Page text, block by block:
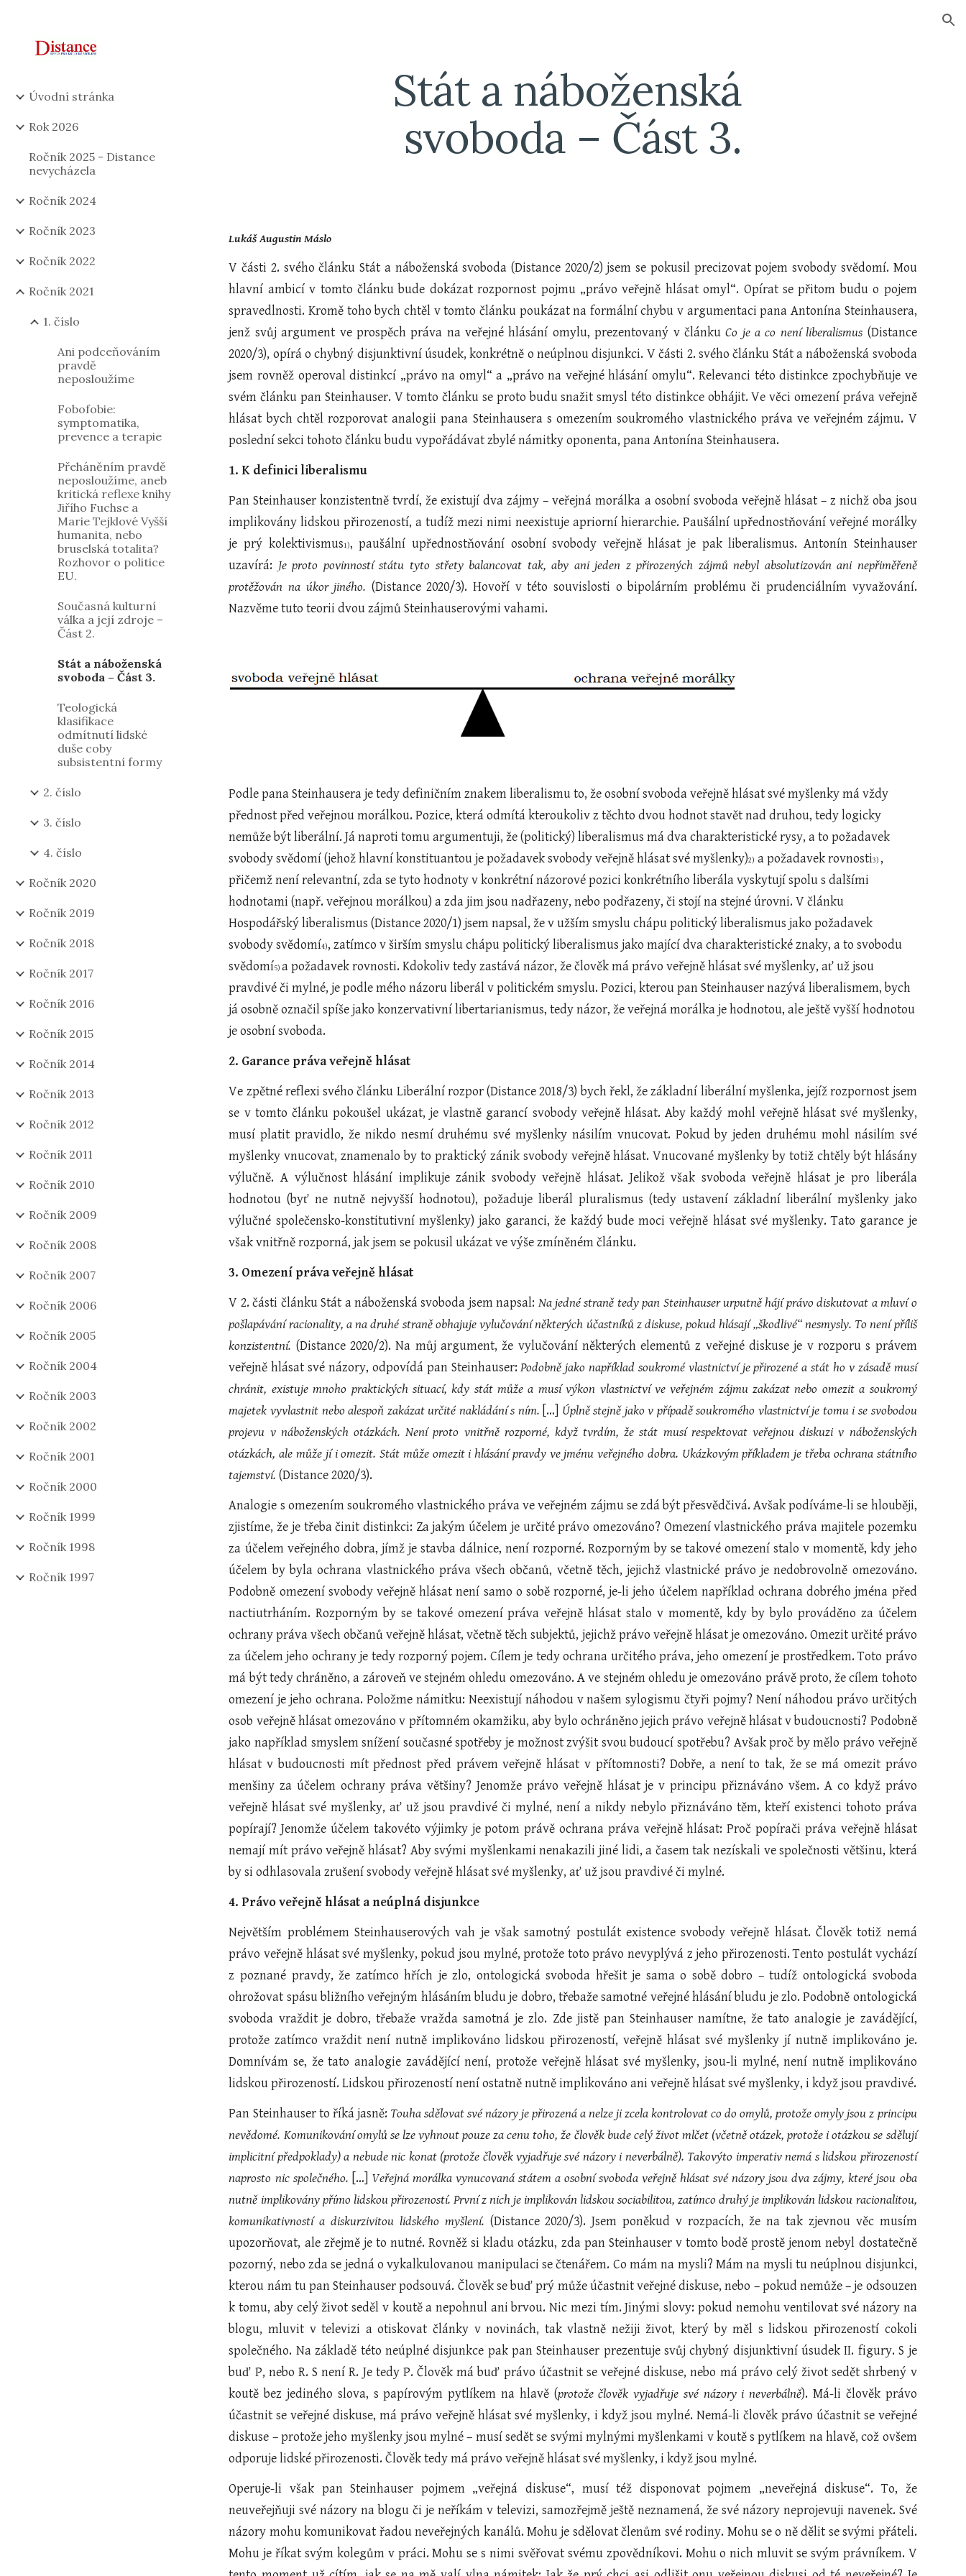
Úvodní stránka
Rok 2026
Ročník 2025 - Distance
nevycházela
Ročník 2024
Ročník 2023
Ročník 2022
Ročník 2021
1. číslo
Ani podceňováním
pravdě
neposloužíme
Fobofobie:
symptomatika,
prevence a terapie
Přeháněním pravdě
neposloužíme, aneb
kritická reflexe knihy
Jiřího Fuchse a
Marie Tejklové Vyšší
humanita, nebo
bruselská totalita?
Rozhovor o politice
EU.
Současná kulturní
válka a její zdroje –
Část 2.
Stát a náboženská
svoboda – Část 3.
Teologická
klasifikace
odmítnutí lidské
duše coby
subsistentní formy
2. číslo
3. číslo
4. číslo
Ročník 2020
Ročník 2019
Ročník 2018
Ročník 2017
Ročník 2016
Ročník 2015
Ročník 2014
Ročník 2013
Ročník 2012
Ročník 2011
Ročník 2010
Ročník 2009
Ročník 2008
Ročník 2007
Ročník 2006
Ročník 2005
Ročník 2004
Ročník 2003
Ročník 2002
Ročník 2001
Ročník 2000
Ročník 1999
Ročník 1998
Ročník 1997
Stát a náboženská
svoboda – Část 3.
Lukáš Augustin Máslo
V části 2. svého článku Stát a náboženská svoboda (Distance 2020/2) jsem se pokusil precizovat pojem svobody svědomí. Mou
hlavní ambicí v tomto článku bude dokázat rozpornost pojmu „právo veřejně hlásat omyl“. Opírat se přitom budu o pojem
spravedlnosti. Kromě toho bych chtěl v tomto článku poukázat na formální chybu v argumentaci pana Antonína Steinhausera,
jenž svůj argument ve prospěch práva na veřejné hlásání omylu, prezentovaný v článkuCo je a co není liberalismus (Distance
2020/3), opírá o chybný disjunktivní úsudek, konkrétně o neúplnou disjunkci. V části 2. svého článku Stát a náboženská svoboda
jsem rovněž operoval distinkcí „právo na omyl“ a „právo na veřejné hlásání omylu“. Relevanci této distinkce zpochybňuje ve
svém článku pan Steinhauser. V tomto článku se proto budu snažit smysl této distinkce obhájit. Ve věci omezení práva veřejně
hlásat bych chtěl rozporovat analogii pana Steinhausera s omezením soukromého vlastnického práva ve veřejném zájmu. V
poslední sekci tohoto článku budu vypořádávat zbylé námitky oponenta, pana Antonína Steinhausera.
1. K definici liberalismu
Pan Steinhauser konzistentně tvrdí, že existují dva zájmy – veřejná morálka a osobní svoboda veřejně hlásat – z nichž oba jsou
implikovány lidskou přirozeností, a tudíž mezi nimi neexistuje apriorní hierarchie. Paušální upřednostňování veřejné morálky
je prý kolektivismus1), paušální upřednostňování osobní svobody veřejně hlásat je pak liberalismus. Antonín Steinhauser
uzavírá: Je proto povinností státu tyto střety balancovat tak, aby ani jeden z přirozených zájmů nebyl absolutizován ani nepřiměřeně
protěžován na úkor jiného. (Distance 2020/3). Hovoří v této souvislosti o bipolárním problému či prudenciálním vyvažování.
Nazvěme tuto teorii dvou zájmů Steinhauserovými vahami.
Podle pana Steinhausera je tedy definičním znakem liberalismu to, že osobní svoboda veřejně hlásat své myšlenky má vždy
přednost před veřejnou morálkou. Pozice, která odmítá kteroukoliv z těchto dvou hodnot stavět nad druhou, tedy logicky
nemůže být liberální. Já naproti tomu argumentuji, že (politický) liberalismus má dva charakteristické rysy, a to požadavek
svobody svědomí (jehož hlavní konstituantou je požadavek svobody veřejně hlásat své myšlenky)2) a požadavek rovnosti3) ,
přičemž není relevantní, zda se tyto hodnoty v konkrétní názorové pozici konkrétního liberála vyskytují spolu s dalšími
hodnotami (např. veřejnou morálkou) a zda jim jsou nadřazeny, nebo podřazeny, či stojí na stejné úrovni. V článku
Hospodářský liberalismus (Distance 2020/1) jsem napsal, že v užším smyslu chápu politický liberalismus jako požadavek
svobody svědomí4), zatímco v širším smyslu chápu politický liberalismus jako mající dva charakteristické znaky, a to svobodu
svědomí5) a požadavek rovnosti. Kdokoliv tedy zastává názor, že člověk má právo veřejně hlásat své myšlenky, ať už jsou
pravdivé či mylné, je podle mého názoru liberál v politickém smyslu. Pozici, kterou pan Steinhauser nazývá liberalismem, bych
já osobně označil spíše jako konzervativní libertarianismus, tedy názor, že veřejná morálka je hodnotou, ale ještě vyšší hodnotou
je osobní svoboda.
2. Garance práva veřejně hlásat
Ve zpětné reflexi svého článku Liberální rozpor (Distance 2018/3) bych řekl, že základní liberální myšlenka, jejíž rozpornost jsem
se v tomto článku pokoušel ukázat, je vlastně garancí svobody veřejně hlásat. Aby každý mohl veřejně hlásat své myšlenky,
musí platit pravidlo, že nikdo nesmí druhému své myšlenky násilím vnucovat. Pokud by jeden druhému mohl násilím své
myšlenky vnucovat, znamenalo by to praktický zánik svobody veřejně hlásat. Vnucované myšlenky by totiž chtěly být hlásány
výlučně. A výlučnost hlásání implikuje zánik svobody veřejně hlásat. Jelikož však svoboda veřejně hlásat je pro liberála
hodnotou (byť ne nutně nejvyšší hodnotou), požaduje liberál pluralismus (tedy ustavení základní liberální myšlenky jako
výlučné společensko-konstitutivní myšlenky) jako garanci, že každý bude moci veřejně hlásat své myšlenky. Tato garance je
však vnitřně rozporná, jak jsem se pokusil ukázat ve výše zmíněném článku.
3. Omezení práva veřejně hlásat
V 2. části článku Stát a náboženská svoboda jsem napsal: Na jedné straně tedy pan Steinhauser urputně hájí právo diskutovat a mluví o
pošlapávání racionality, a na druhé straně obhajuje vylučování některých účastníků z diskuse, pokud hlásají „škodlivé“ nesmysly. To není příliš
konzistentní. (Distance 2020/2). Na můj argument, že vylučování některých elementů z veřejné diskuse je v rozporu s právem
veřejně hlásat své názory, odpovídá pan Steinhauser:Podobně jako například soukromé vlastnictví je přirozené a stát ho v zásadě musí
chránit, existuje mnoho praktických situací, kdy stát může a musí výkon vlastnictví ve veřejném zájmu zakázat nebo omezit a soukromý
majetek vyvlastnit nebo alespoň zakázat určité nakládání s ním. […] Úplně stejně jako v případě soukromého vlastnictví je tomu i se svobodou
projevu v náboženských otázkách. Není proto vnitřně rozporné, když tvrdím, že stát musí respektovat veřejnou diskuzi v náboženských
otázkách, ale může jí i omezit. Stát může omezit i hlásání pravdy ve jménu veřejného dobra. Ukázkovým příkladem je třeba ochrana státního
tajemství.(Distance 2020/3).
Analogie s omezením soukromého vlastnického práva ve veřejném zájmu se zdá být přesvědčivá. Avšak podíváme-li se hlouběji,
zjistíme, že je třeba činit distinkci: Za jakým účelem je určité právo omezováno? Omezení vlastnického práva majitele pozemku
za účelem veřejného dobra, jímž je stavba dálnice, není rozporné. Rozporným by se takové omezení stalo v momentě, kdy jeho
účelem by byla ochrana vlastnického práva všech občanů, včetně těch, jejichž vlastnické právo je nedobrovolně omezováno.
Podobně omezení svobody veřejně hlásat není samo o sobě rozporné, je-li jeho účelem například ochrana dobrého jména před
nactiutrháním. Rozporným by se takové omezení práva veřejně hlásat stalo v momentě, kdy by bylo prováděno za účelem
ochrany práva všech občanů veřejně hlásat, včetně těch subjektů, jejichž právo veřejně hlásat je omezováno. Omezit určité právo
za účelem jeho ochrany je tedy rozporný pojem. Cílem je tedy ochrana určitého práva, jeho omezení je prostředkem. Toto právo
má být tedy chráněno, a zároveň ve stejném ohledu omezováno. A ve stejném ohledu je omezováno právě proto, že cílem tohoto
omezení je jeho ochrana. Položme námitku: Neexistují náhodou v našem sylogismu čtyři pojmy? Není náhodou právo určitých
osob veřejně hlásat omezováno v přítomném okamžiku, aby bylo ochráněno jejich právo veřejně hlásat v budoucnosti? Podobně
jako například smyslem snížení současné spotřeby je možnost zvýšit svou budoucí spotřebu? Avšak proč by mělo právo veřejně
hlásat v budoucnosti mít přednost před právem veřejně hlásat v přítomnosti? Dobře, a není to tak, že se má omezit právo
menšiny za účelem ochrany práva většiny? Jenomže právo veřejně hlásat je v principu přiznáváno všem. A co když právo
veřejně hlásat své myšlenky, ať už jsou pravdivé či mylné, není a nikdy nebylo přiznáváno těm, kteří existenci tohoto práva
popírají? Jenomže účelem takovéto výjimky je potom právě ochrana práva veřejně hlásat: Proč popírači práva veřejně hlásat
nemají mít právo veřejně hlásat? Aby svými myšlenkami nenakazili jiné lidi, a časem tak nezískali ve společnosti většinu, která
by si odhlasovala zrušení svobody veřejně hlásat své myšlenky, ať už jsou pravdivé či mylné.
4. Právo veřejně hlásat a neúplná disjunkce
Největším problémem Steinhauserových vah je však samotný postulát existence svobody veřejně hlásat. Člověk totiž nemá
právo veřejně hlásat své myšlenky, pokud jsou mylné, protože toto právo nevyplývá z jeho přirozenosti. Tento postulát vychází
z poznané pravdy, že zatímco hřích je zlo, ontologická svoboda hřešit je sama o sobě dobro – tudíž ontologická svoboda
ohrožovat spásu bližního veřejným hlásáním bludu je dobro, třebaže samotné veřejné hlásání bludu je zlo. Podobně ontologická
svoboda vraždit je dobro, třebaže vražda samotná je zlo. Zde jistě pan Steinhauser namítne, že tato analogie je zavádějící,
protože zatímco vraždit není nutně implikováno lidskou přirozeností, veřejně hlásat své myšlenky jí nutně implikováno je.
Domnívám se, že tato analogie zavádějící není, protože veřejně hlásat své myšlenky, jsou-li mylné, není nutně implikováno
lidskou přirozeností. Lidskou přirozeností není ostatně nutně implikováno ani veřejně hlásat své myšlenky, i když jsou pravdivé.
Pan Steinhauser to říká jasně: Touha sdělovat své názory je přirozená a nelze ji zcela kontrolovat co do omylů, protože omyly jsou z principu
nevědomé. Komunikování omylů se lze vyhnout pouze za cenu toho, že člověk bude celý život mlčet (včetně otázek, protože i otázkou se sdělují
implicitní předpoklady) a nebude nic konat (protože člověk vyjadřuje své názory i neverbálně). Takovýto imperativ nemá s lidskou přirozeností
naprosto nic společného. […] Veřejná morálka vynucovaná státem a osobní svoboda veřejně hlásat své názory jsou dva zájmy, které jsou oba
nutně implikovány přímo lidskou přirozeností. První z nich je implikován lidskou sociabilitou, zatímco druhý je implikován lidskou racionalitou,
komunikativností a diskurzivitou lidského myšlení. (Distance 2020/3). Jsem poněkud v rozpacích, že na tak zjevnou věc musím
upozorňovat, ale zřejmě je to nutné. Rovněž si kladu otázku, zda pan Steinhauser v tomto bodě prostě jenom nebyl dostatečně
pozorný, nebo zda se jedná o vykalkulovanou manipulaci se čtenářem. Co mám na mysli? Mám na mysli tu neúplnou disjunkci,
kterou nám tu pan Steinhauser podsouvá. Člověk se buď prý může účastnit veřejné diskuse, nebo – pokud nemůže – je odsouzen
k tomu, aby celý život seděl v koutě a nepohnul ani brvou. Nic mezi tím. Jinými slovy: pokud nemohu ventilovat své názory na
blogu, mluvit v televizi a otiskovat články v novinách, tak vlastně nežiji život, který by měl s lidskou přirozeností cokoli
společného. Na základě této neúplné disjunkce pak pan Steinhauser prezentuje svůj chybný disjunktivní úsudek II. figury. S je
buď P, nebo R. S není R. Je tedy P. Člověk má buď právo účastnit se veřejné diskuse, nebo má právo celý život sedět shrbený v
koutě bez jediného slova, s papírovým pytlíkem na hlavě (protože člověk vyjadřuje své názory i neverbálně). Má-li člověk právo
účastnit se veřejné diskuse, má právo veřejně hlásat své myšlenky, i když jsou mylné. Nemá-li člověk právo účastnit se veřejné
diskuse – protože jeho myšlenky jsou mylné – musí sedět se svými mylnými myšlenkami v koutě s pytlíkem na hlavě, což ovšem
odporuje lidské přirozenosti. Člověk tedy má právo veřejně hlásat své myšlenky, i když jsou mylné.
Operuje-li však pan Steinhauser pojmem „veřejná diskuse“, musí též disponovat pojmem „neveřejná diskuse“. To, že
neuveřejňuji své názory na blogu či je neříkám v televizi, samozřejmě ještě neznamená, že své názory neprojevuji navenek. Své
názory mohu komunikovat řadou neveřejných kanálů. Mohu je sdělovat členům své rodiny. Mohu se o ně dělit se svými přáteli.
Mohu je říkat svým kolegům v práci. Mohu se s nimi svěřovat svému zpovědníkovi. Mohu o nich mluvit se svým právníkem. V